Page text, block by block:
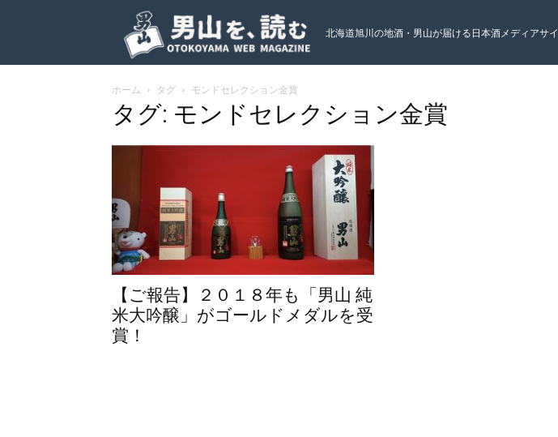
北海道旭川の地酒・男山が届ける日本酒メディアサイ
ト
ホーム タグ モンドセレクション金賞
タグ: モンドセレクション金賞
【ご報告】２０１８年も「男山 純
米大吟醸」がゴールドメダルを受
賞！